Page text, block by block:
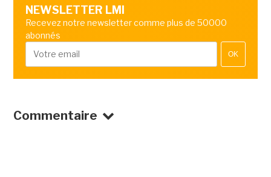
NEWSLETTER LMI
Recevez notre newsletter comme plus de 50000
abonnés
OK
Commentaire